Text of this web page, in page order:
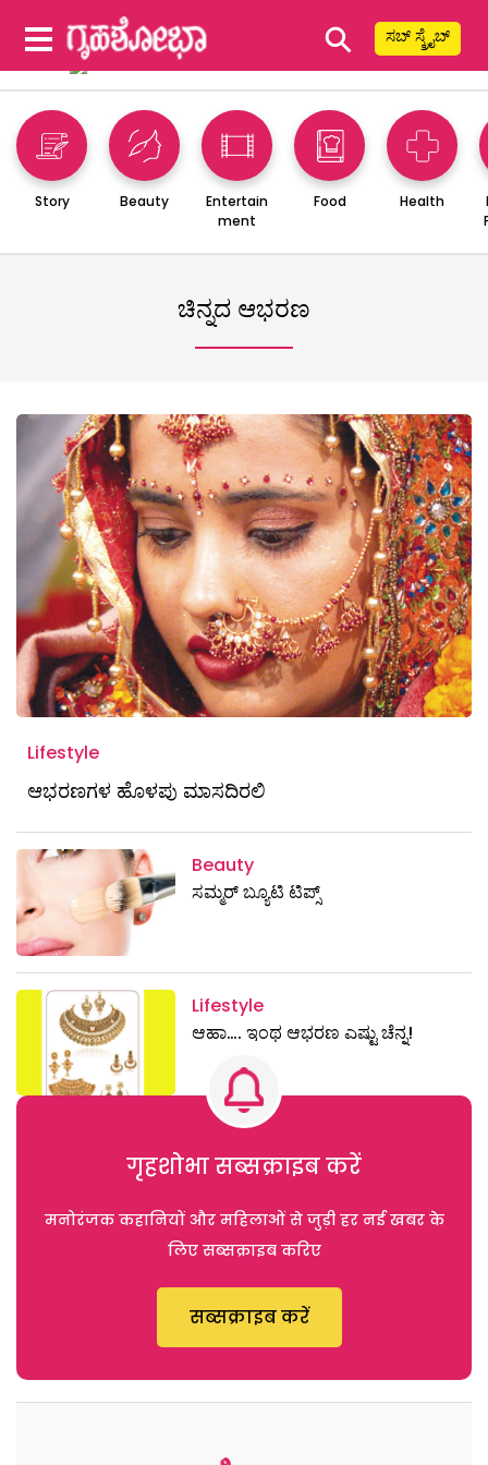
⚲ ಸಬ್ ಸ್ಕ್ರೈಬ್
Story Beauty
Entertain
ment
Food Health
ಚಿನ್ನದ ಆಭರಣ
Lifestyle
ಆಭರಣಗಳ ಹೊಳಪು ಮಾಸದಿರಲಿ
Beauty
ಸಮ್ಮರ್ ಬ್ಯೂಟಿ ಟಿಪ್ಸ್
Lifestyle
ಆಹಾ…. ಇಂಥ ಆಭರಣ ಎಷ್ಟು ಚೆನ್ನ!
गृहशोभा सब्सक्राइब करें
मनोरंजक कहानियों और महिलाओं से जुड़ी हर नई खबर के
लिए सब्सक्राइब करिए
सब्सक्राइब करें